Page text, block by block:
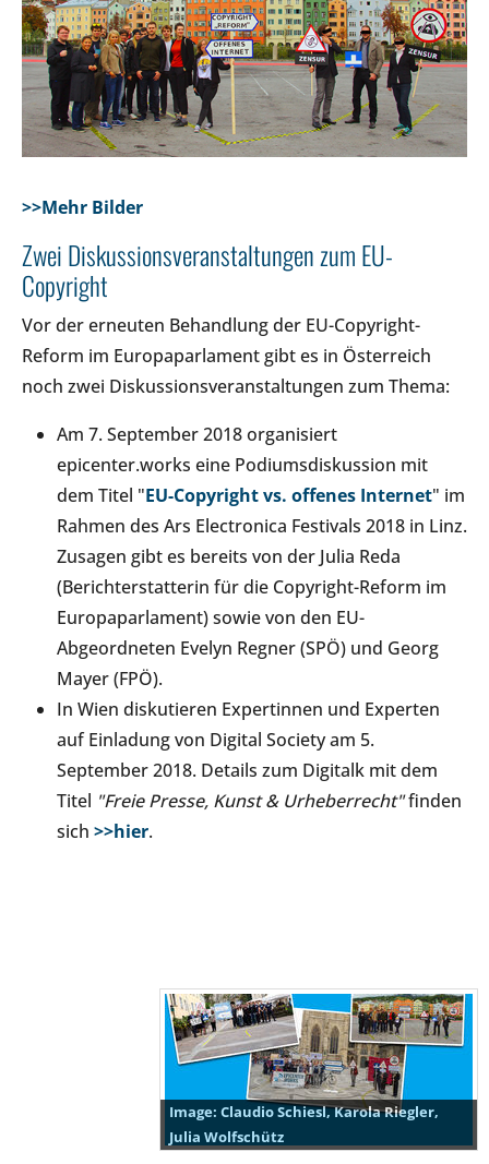
>>Mehr Bilder
Zwei Diskussionsveranstaltungen zum EU-
Copyright
Vor der erneuten Behandlung der EU-Copyright-
Reform im Europaparlament gibt es in Österreich
noch zwei Diskussionsveranstaltungen zum Thema:
Am 7. September 2018 organisiert
epicenter.works eine Podiumsdiskussion mit
dem Titel "EU-Copyright vs. offenes Internet" im
Rahmen des Ars Electronica Festivals 2018 in Linz.
Zusagen gibt es bereits von der Julia Reda
(Berichterstatterin für die Copyright-Reform im
Europaparlament) sowie von den EU-
Abgeordneten Evelyn Regner (SPÖ) und Georg
Mayer (FPÖ).
In Wien diskutieren Expertinnen und Experten
auf Einladung von Digital Society am 5.
September 2018. Details zum Digitalk mit dem
Titel "Freie Presse, Kunst & Urheberrecht"finden
sich >>hier.
Claudio Schiesl, Karola Riegler,
Julia Wolfschütz